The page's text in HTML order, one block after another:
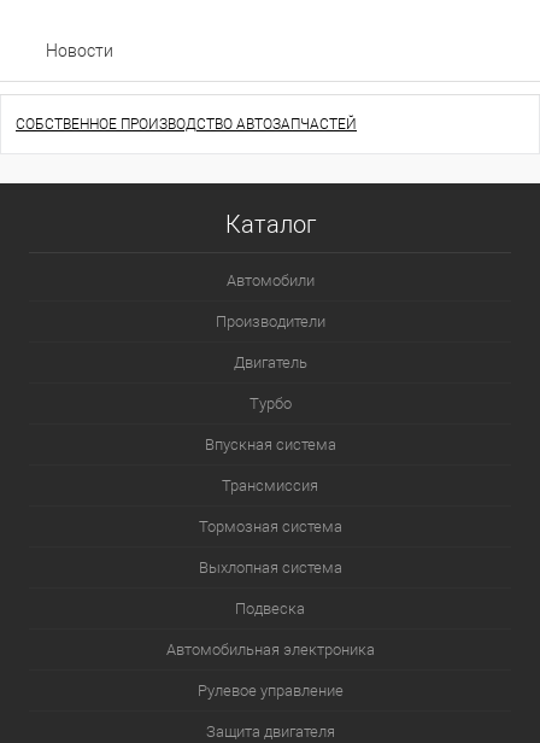
Новости
СОБСТВЕННОЕ ПРОИЗВОДСТВО АВТОЗАПЧАСТЕЙ
Каталог
Автомобили
Производители
Двигатель
Турбо
Впускная система
Трансмиссия
Тормозная система
Выхлопная система
Подвеска
Автомобильная электроника
Рулевое управление
Защита двигателя